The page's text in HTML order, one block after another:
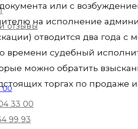
отзывы
00
33 00
99 93
или с
на исполнение
отводится два года с
времени судебный
можно обратить
торгах по продаже